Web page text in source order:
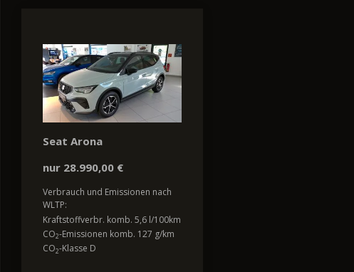
Seat Arona
nur 28.990,00 €
Verbrauch und Emissionen nach
WLTP:
Kraftstoffverbr. komb. 5,6 l/100km
CO2-Emissionen komb. 127 g/km
CO2-Klasse D